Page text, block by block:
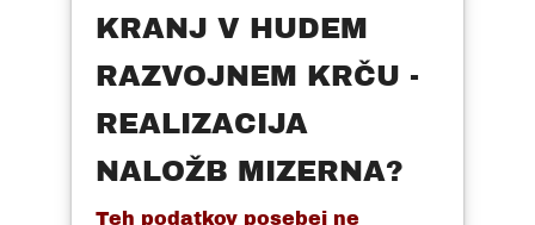
KRANJ V HUDEM
RAZVOJNEM KRČU -
REALIZACIJA
NALOŽB MIZERNA?
Teh podatkov posebej ne